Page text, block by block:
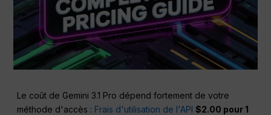
Le coût de Gemini 3.1 Pro dépend fortement de votre
méthode d'accès : Frais d'utilisation de l'API $2.00 pour 1